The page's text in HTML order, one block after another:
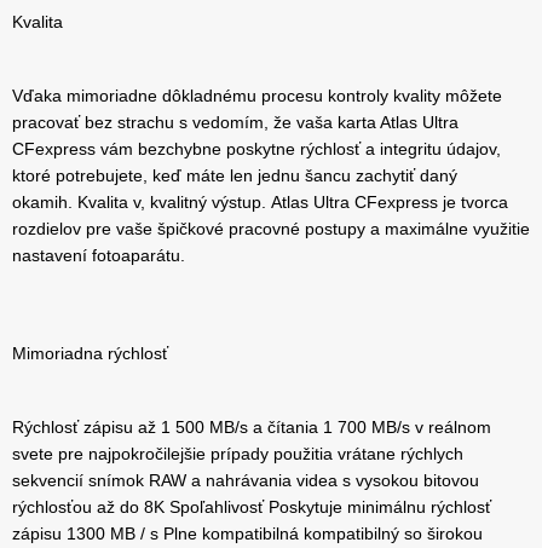
Kvalita
Vďaka mimoriadne dôkladnému procesu kontroly kvality môžete
pracovať bez strachu s vedomím, že vaša karta Atlas Ultra
CFexpress vám bezchybne poskytne rýchlosť a integritu údajov,
ktoré potrebujete, keď máte len jednu šancu zachytiť daný
okamih. Kvalita v, kvalitný výstup. Atlas Ultra CFexpress je tvorca
rozdielov pre vaše špičkové pracovné postupy a maximálne využitie
nastavení fotoaparátu.
Mimoriadna rýchlosť
Rýchlosť zápisu až 1 500 MB/s a čítania 1 700 MB/s v reálnom
svete pre najpokročilejšie prípady použitia vrátane rýchlych
sekvencií snímok RAW a nahrávania videa s vysokou bitovou
rýchlosťou až do 8K Spoľahlivosť Poskytuje minimálnu rýchlosť
zápisu 1300 MB / s Plne kompatibilná kompatibilný so širokou